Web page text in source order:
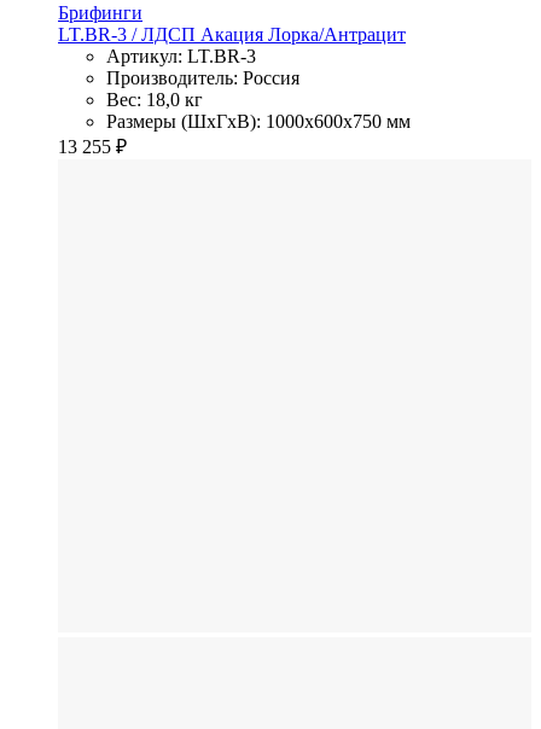
Брифинги
LT.BR-3 / ЛДСП Акация Лорка/Антрацит
Артикул: LT.BR-3
Производитель: Россия
Вес: 18,0 кг
Размеры (ШхГхВ): 1000x600x750 мм
13 255 ₽